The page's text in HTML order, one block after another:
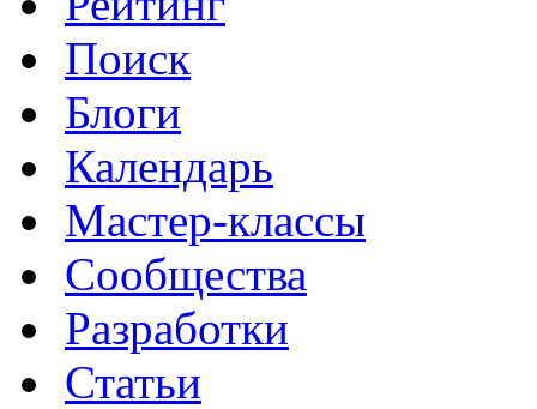
Поиск
Блоги
Календарь
Мастер-классы
Сообщества
Разработки
Статьи